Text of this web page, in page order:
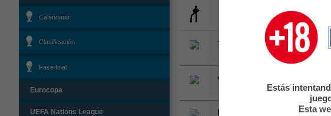
Calendario
Clasificación
Fase final
Eurocopa
UEFA Nations League
Falta: Antonio Sanchez
Saque de puerta:Saque
Estás
Esta